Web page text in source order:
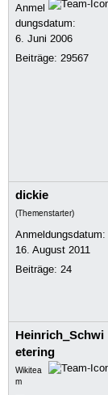
Anmel
dungsdatum:
6. Juni 2006
Beiträge:29567
dickie
(Themenstarter)
Anmeldungsdatum:
16. August 2011
Beiträge:24
Heinrich_Schwi
etering
Wikitea
m